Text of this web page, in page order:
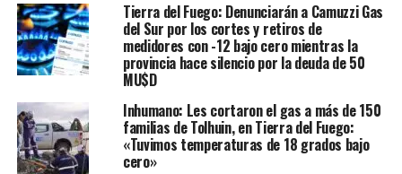
Tierra del Fuego: Denunciarán a Camuzzi Gas
del Sur por los cortes y retiros de
medidores con -12 bajo cero mientras la
provincia hace silencio por la deuda de 50
MU$D
Inhumano: Les cortaron el gas a más de 150
familias de Tolhuin, en Tierra del Fuego:
«Tuvimos temperaturas de 18 grados bajo
cero»